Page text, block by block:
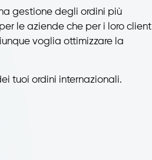
gestione degli ordini più
le aziende che per i loro
voglia ottimizzare la
tuoi ordini internazionali.